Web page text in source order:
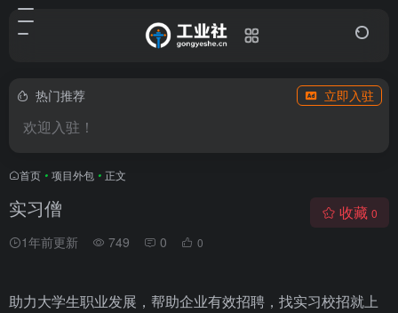
热门推荐 立即入驻
欢迎入驻！
首页 • 项目外包 • 正文
实习僧
1年前更新 749 0 0
收藏 0
助力大学生职业发展，帮助企业有效招聘，找实习校招就上